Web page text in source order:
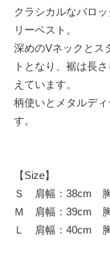
クラシカルなバロ
リーベスト。
深めのVネックとス
トとなり、裾は長
えています。
柄使いとメタルデ
す。
【Size】
Ｓ 肩幅：38cm
Ｍ 肩幅：39cm
Ｌ 肩幅：40cm